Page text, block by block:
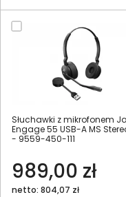
Słuchawki z mikrofonem
Engage 55 USB-A MS
- 9559-450-111
989,00 zł
netto: 804,07 zł